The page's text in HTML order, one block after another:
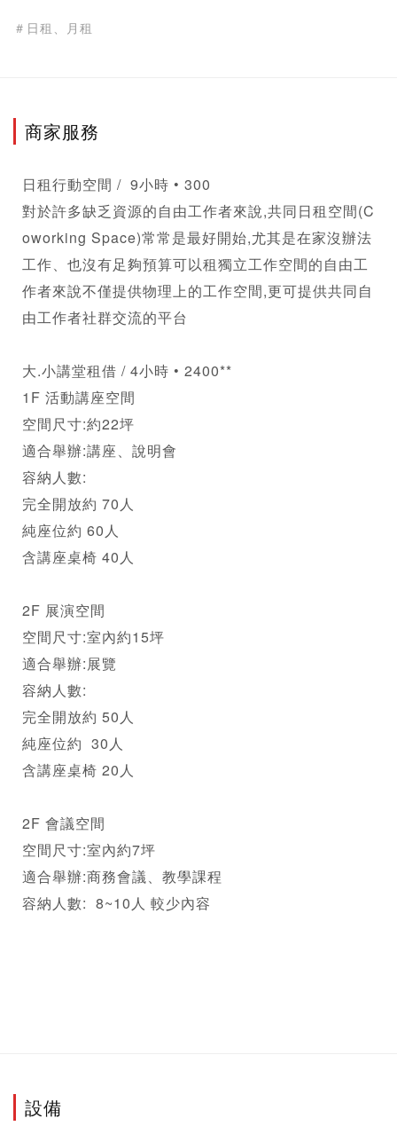
＃日租、月租
商家服務
日租行動空間 /  9小時 • 300
對於許多缺乏資源的自由工作者來說,共同日租空間(C
oworking Space)常常是最好開始,尤其是在家沒辦法
工作、也沒有足夠預算可以租獨立工作空間的自由工
作者來說不僅提供物理上的工作空間,更可提供共同自
由工作者社群交流的平台
大.小講堂租借 / 4小時 • 2400**
1F 活動講座空間
空間尺寸:約22坪
適合舉辦:講座、說明會
容納人數:
完全開放約 70人
純座位約 60人
含講座桌椅 40人
2F 展演空間
空間尺寸:室內約15坪
適合舉辦:展覽
容納人數:
完全開放約 50人
純座位約  30人
含講座桌椅 20人
2F 會議空間
空間尺寸:室內約7坪
適合舉辦:商務會議、教學課程
容納人數:  8~10人 較少內容
設備